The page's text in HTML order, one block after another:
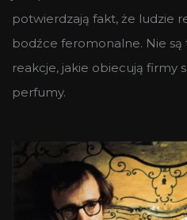
potwierdzają fakt, że ludzie
bodźce feromonalne. Nie są
reakcje, jakie obiecują firmy
perfumy.